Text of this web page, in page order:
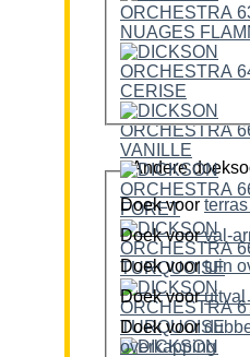
Andere
Doek voor
Doek voor
Doek voor
Doek voor
Doek voor
overkapping